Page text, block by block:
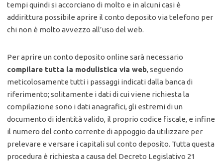
tempi quindi si accorciano di molto e in alcuni casi è
addirittura possibile aprire il conto deposito via telefono per
chi non è molto avvezzo all’uso del web.
Per aprire un conto deposito online sarà necessario
compilare tutta la modulistica via web, seguendo
meticolosamente tutti i passaggi indicati dalla banca di
riferimento; solitamente i dati di cui viene richiesta la
compilazione sono i dati anagrafici, gli estremi di un
documento di identità valido, il proprio codice fiscale, e infine
il numero del conto corrente di appoggio da utilizzare per
prelevare e versare i capitali sul conto deposito. Tutta questa
procedura è richiesta a causa del Decreto Legislativo 21